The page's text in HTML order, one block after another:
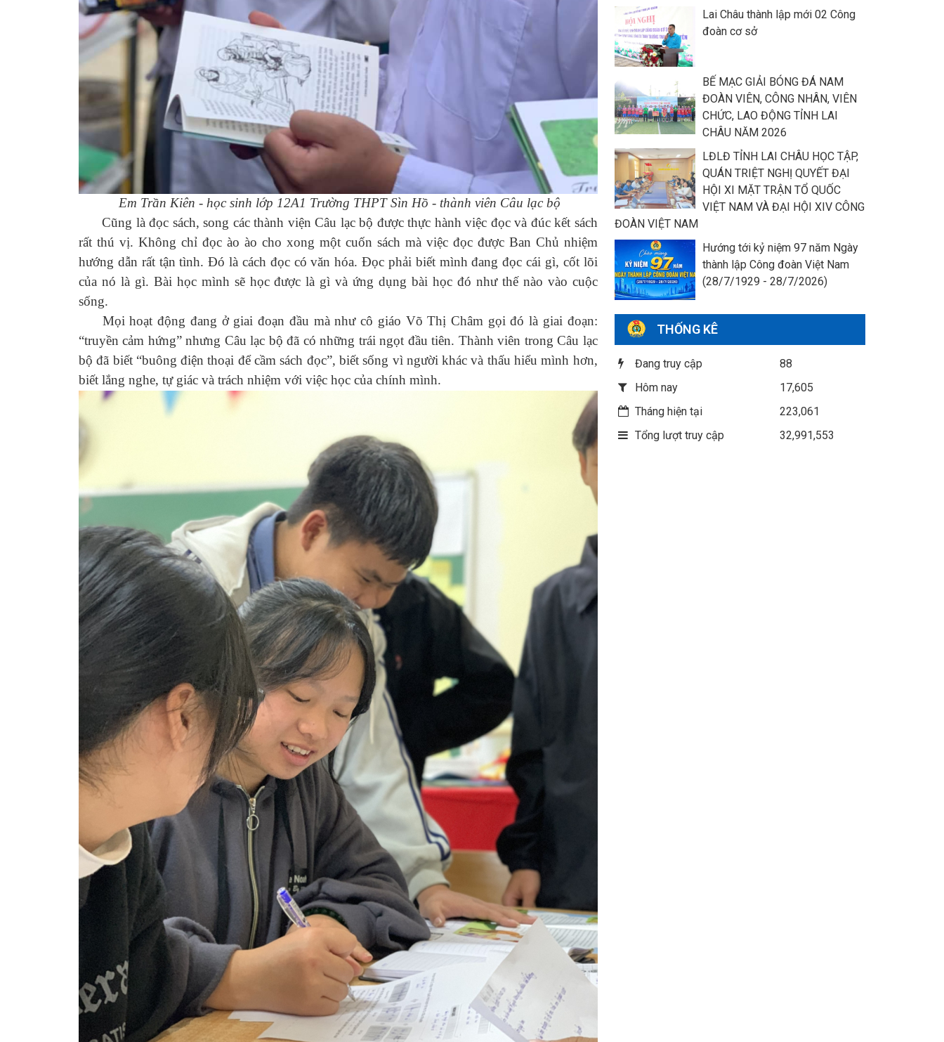
Em Trần Kiên - học sinh lớp 12A1 Trường THPT Sìn Hồ - thành viên Câu lạc bộ
Cũng là đọc sách, song các thành viện Câu lạc bộ được thực hành việc đọc và đúc kết sách
rất thú vị. Không chỉ đọc ào ào cho xong một cuốn sách mà việc đọc được Ban Chủ nhiệm
hướng dẫn rất tận tình. Đó là cách đọc có văn hóa. Đọc phải biết mình đang đọc cái gì, cốt lõi
của nó là gì. Bài học mình sẽ học được là gì và ứng dụng bài học đó như thế nào vào cuộc
sống.
Mọi hoạt động đang ở giai đoạn đầu mà như cô giáo Võ Thị Châm gọi đó là giai đoạn:
“truyền cảm hứng” nhưng Câu lạc bộ đã có những trái ngọt đầu tiên. Thành viên trong Câu lạc
bộ đã biết “buông điện thoại để cầm sách đọc”, biết sống vì người khác và thấu hiểu mình hơn,
biết lắng nghe, tự giác và trách nhiệm với việc học của chính mình.
Lai Châu thành lập mới 02 Công
đoàn cơ sở
BẾ MẠC GIẢI BÓNG ĐÁ NAM
ĐOÀN VIÊN, CÔNG NHÂN, VIÊN
CHỨC, LAO ĐỘNG TỈNH LAI
CHÂU NĂM 2026
LĐLĐ TỈNH LAI CHÂU HỌC TẬP,
QUÁN TRIỆT NGHỊ QUYẾT ĐẠI
HỘI XI MẶT TRẬN TỔ QUỐC
VIỆT NAM VÀ ĐẠI HỘI XIV CÔNG
ĐOÀN VIỆT NAM
Hướng tới kỷ niệm 97 năm Ngày
thành lập Công đoàn Việt Nam
(28/7/1929 - 28/7/2026)
THỐNG KÊ
Đang truy cập
88
Hôm nay
17,605
Tháng hiện tại
223,061
Tổng lượt truy cập
32,991,553